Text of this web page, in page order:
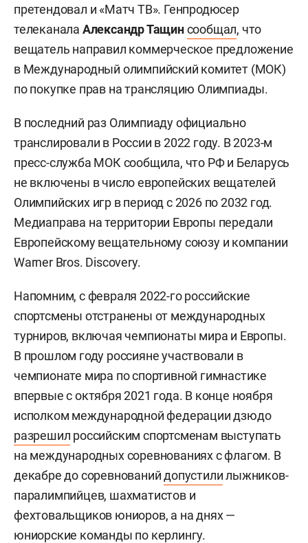
претендовал и «Матч ТВ». Генпродюсер
телеканала Александр Тащинсообщал, что
вещатель направил коммерческое предложение
в Международный олимпийский комитет (МОК)
по покупке прав на трансляцию Олимпиады.
В последний раз Олимпиаду официально
транслировали в России в 2022 году. В 2023-м
пресс-служба МОК сообщила, что РФ и Беларусь
не включены в число европейских вещателей
Олимпийских игр в период с 2026 по 2032 год.
Медиаправа на территории Европы передали
Европейскому вещательному союзу и компании
Warner Bros. Discovery.
Напомним, с февраля 2022-го российские
спортсмены отстранены от международных
турниров, включая чемпионаты мира и Европы.
В прошлом году россияне участвовали в
чемпионате мира по спортивной гимнастике
впервые с октября 2021 года. В конце ноября
исполком международной федерации дзюдо
разрешил российским спортсменам выступать
на международных соревнованиях с флагом. В
декабре до соревнованийдопустилилыжников-
паралимпийцев, шахматистов и
фехтовальщиков юниоров, а на днях —
юниорские команды по керлингу.